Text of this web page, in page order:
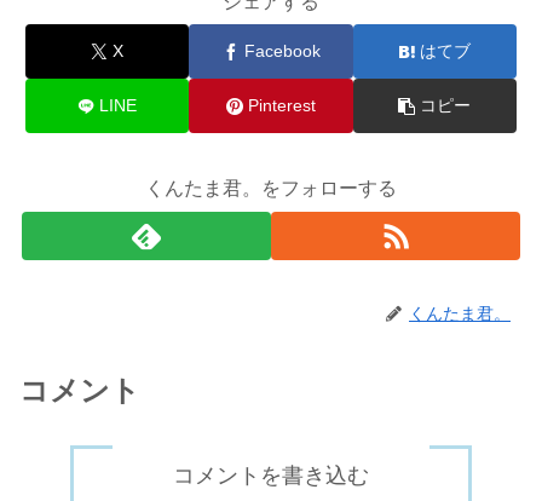
X Facebook はてブ
LINE Pinterest コピー
くんたま君。をフォローする
くんたま君。
コメント
コメントを書き込む